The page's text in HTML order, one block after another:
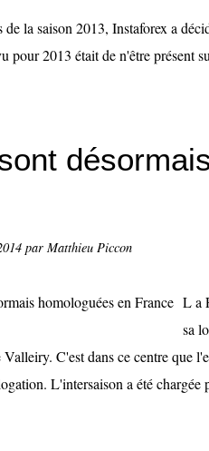
la saison 2013, Instaforex a
pour 2013 était de n'être présent
par Matthieu Piccon
L a
sa
C'est dans ce centre que
L'intersaison a été chargée